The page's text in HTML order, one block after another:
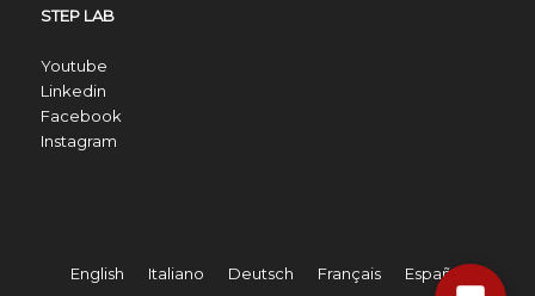
STEP LAB
Youtube
Linkedin
Facebook
Instagram
English Italiano Deutsch Français
Español